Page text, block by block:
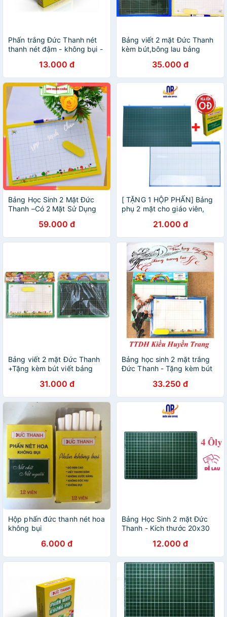
Phấn trắng Đức Thanh nét
thanh nét đậm - không bụi -
13.000 đ
Bảng viết 2 mặt Đức Thanh
kèm bút,bông lau bảng
35.000 đ
Bảng Học Sinh 2 Mặt Đức
Thanh –Có 2 Mặt Sử Dụng
Long Bảng59.000 đ
[ TẶNG 1 HỘP PHẤN] Bảng
phụ 2 mặt cho giáo viên,
giáo viên có nẹp treo - Đủ
kích thước - 1 chiếc
21.000 đ
Bảng viết 2 mặt Đức Thanh
+Tặng kèm bút viết bảng
31.000 đ
Bảng học sinh 2 mặt trắng
Đức Thanh - Tặng kèm bút
33.250 đ
Hộp phấn đức thanh nét hoa
không bụi
6.000 đ
Bảng Học Sinh 2 mặt Đức
Thanh - Kích thước 20x30
đạt tiêu chuẩn Bộ Giáo Dục -
1 chiếc
12.000 đ